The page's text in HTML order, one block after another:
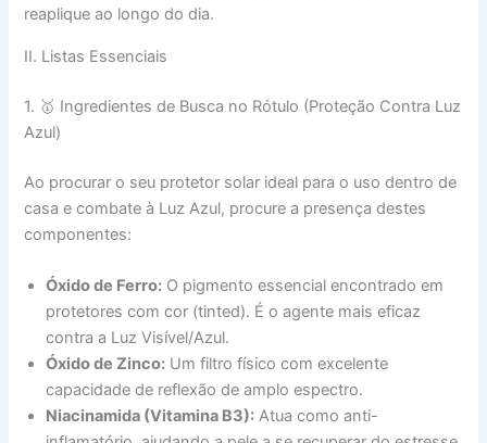
reaplique ao longo do dia.
II. Listas Essenciais
1. 🥇 Ingredientes de Busca no Rótulo (Proteção Contra Luz
Azul)
Ao procurar o seu protetor solar ideal para o uso dentro de
casa e combate à Luz Azul, procure a presença destes
componentes:
Óxido de Ferro: O pigmento essencial encontrado em
protetores com cor (tinted). É o agente mais eficaz
contra a Luz Visível/Azul.
Óxido de Zinco: Um filtro físico com excelente
capacidade de reflexão de amplo espectro.
Niacinamida (Vitamina B3): Atua como anti-